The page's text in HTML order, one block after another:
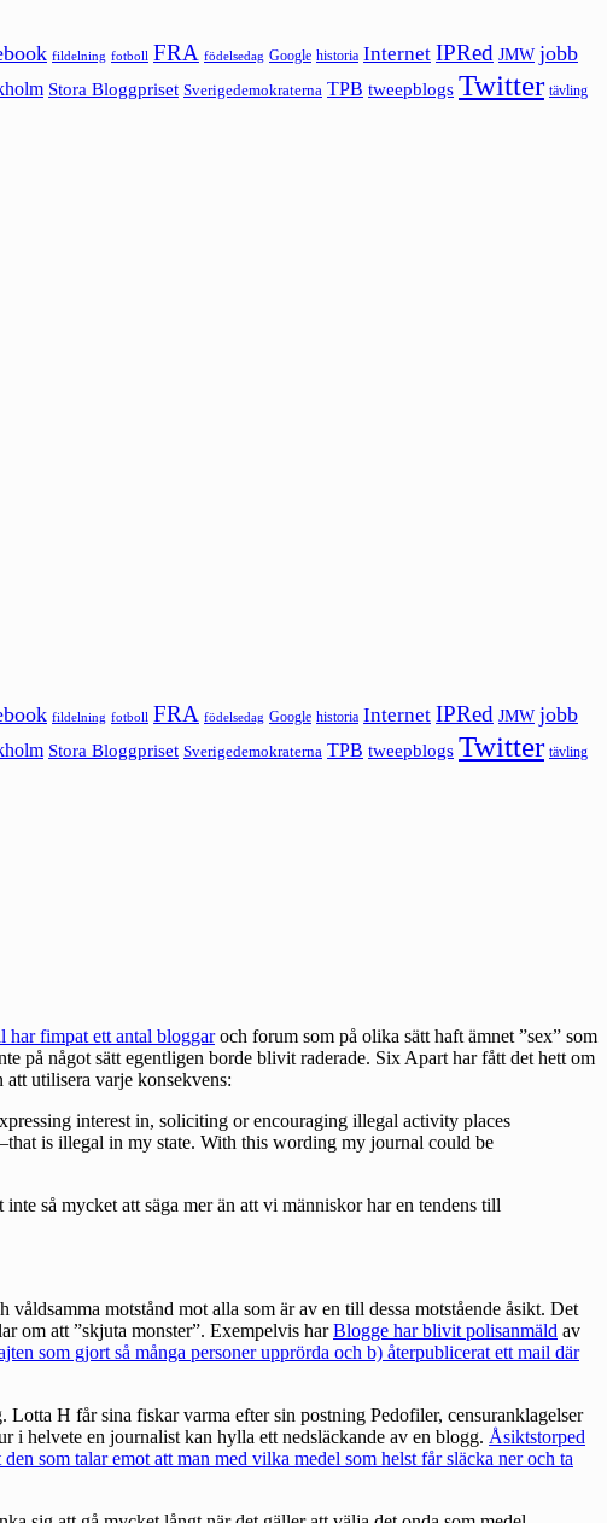
fildelning fotboll FRA födelsedag Google historia Internet IPRed JMW jobb
Stora Bloggpriset Sverigedemokraterna TPB tweepblogs Twitter tävling
fildelning fotboll FRA födelsedag Google historia Internet IPRed JMW jobb
Stora Bloggpriset Sverigedemokraterna TPB tweepblogs Twitter tävling
har fimpat ett antal bloggaroch forum som på olika sätt haft ämnet ”sex” som
på något sätt egentligen borde blivit raderade. Six Apart har fått det hett om
utilisera varje konsekvens:
interest in, soliciting or encouraging illegal activity places
is illegal in my state. With this wording my journal could be
inte så mycket att säga mer än att vi människor har en tendens till
motstånd mot alla som är av en till dessa motstående åsikt. Det
om att ”skjuta monster”. Exempelvis harBlogge har blivit polisanmäld av
som gjort så många personer upprörda och b) återpublicerat ett mail där
. Lotta H får sina fiskar varma efter sin postning Pedofiler, censuranklagelser
i helvete en journalist kan hylla ett nedsläckande av en blogg. Åsiktstorped
som talar emot att man med vilka medel som helst får släcka ner och ta